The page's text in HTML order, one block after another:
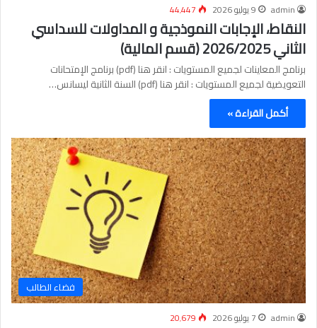
admin 9 يوليو 2026 44٬447
النقاط، الإجابات النموذجية و المداولات للسداسي
الثاني 2026/2025 (قسم المالية)
برنامج المعاينات لجميع المستويات : انقر هنا (pdf) برنامج الإمتحانات
التعويضية لجميع المستويات : انقر هنا (pdf) السنة الثانية ليسانس…
أكمل القراءة »
فضاء الطالب
admin 7 يوليو 2026 20٬679